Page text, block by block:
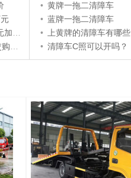
卡
税
• 黄牌一拖二清障车
• 蓝牌一拖二清障车
•
上黄牌的清障车有哪些
• 清障车C照可以开吗？